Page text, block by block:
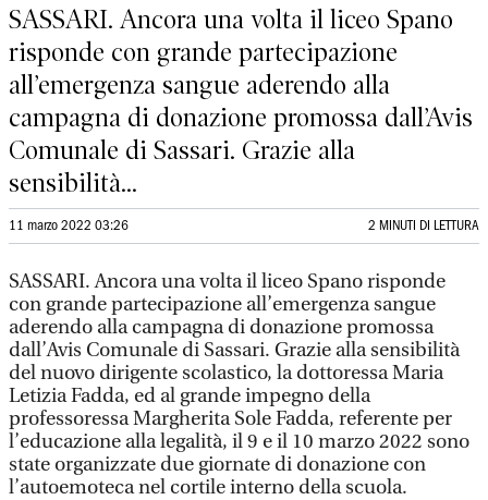
SASSARI. Ancora una volta il liceo Spano
risponde con grande partecipazione
all’emergenza sangue aderendo alla
campagna di donazione promossa dall’Avis
Comunale di Sassari. Grazie alla
sensibilità...
11 marzo 2022 03:26 2 MINUTI DI LETTURA
SASSARI. Ancora una volta il liceo Spano risponde
con grande partecipazione all’emergenza sangue
aderendo alla campagna di donazione promossa
dall’Avis Comunale di Sassari. Grazie alla sensibilità
del nuovo dirigente scolastico, la dottoressa Maria
Letizia Fadda, ed al grande impegno della
professoressa Margherita Sole Fadda, referente per
l’educazione alla legalità, il 9 e il 10 marzo 2022 sono
state organizzate due giornate di donazione con
l’autoemoteca nel cortile interno della scuola.